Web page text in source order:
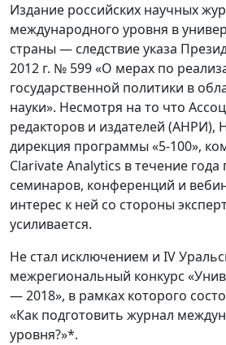
Издание российских научных
международного уровня в
страны — следствие указа
2012 г. № 599 «О мерах по
государственной политики в
науки». Несмотря на то что
редакторов и издателей
дирекция программы «5-100»,
Clarivate Analytics в течение
семинаров, конференций и
интерес к ней со стороны
усиливается.
Не стал исключением и IV
межрегиональный конкурс
— 2018», в рамках которого
«Как подготовить журнал
уровня?»*.